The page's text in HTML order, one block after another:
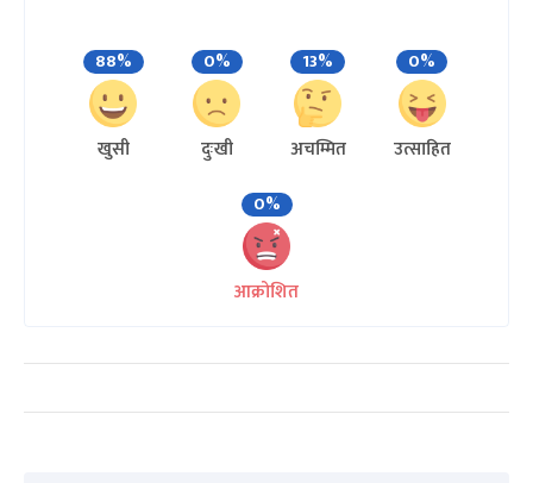
88%
खुसी
0%
दुःखी
13%
अचम्मित
0%
उत्साहित
0%
आक्रोशित